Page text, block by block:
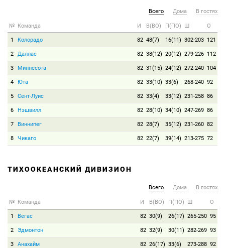
Всего Дома В гостях
№ Команда И В(ВО) П(ПО) Ш О
1 Колорадо 82 48(7) 16(11) 302-203 121
2 Даллас 82 38(12) 20(12) 279-226 112
3 Миннесота 82 31(15) 24(12) 272-240 104
4 Юта 82 33(10) 33(6) 268-240 92
5 Сент-Луис 82 33(4) 33(12) 231-258 86
6 Нэшвилл 82 28(10) 34(10) 247-269 86
7 Виннипег 82 28(7) 35(12) 231-260 82
8 Чикаго 82 22(7) 39(14) 213-275 72
ТИХООКЕАНСКИЙ ДИВИЗИОН
Всего Дома В гостях
№ Команда И В(ВО) П(ПО) Ш О
1 Вегас 82 30(9) 26(17) 265-250 95
2 Эдмонтон 82 32(9) 30(11) 282-269 93
3 Анахайм 82 26(17) 33(6) 273-288 92